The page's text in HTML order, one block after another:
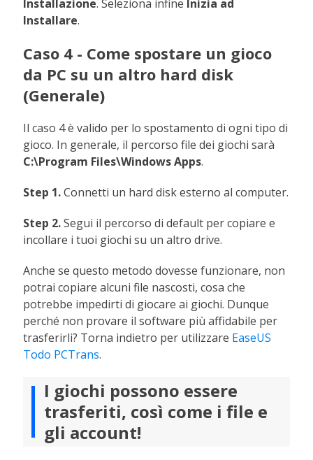
Installazione. Seleziona infine Inizia ad
Installare.
Caso 4 - Come spostare un gioco
da PC su un altro hard disk
(Generale)
Il caso 4 è valido per lo spostamento di ogni tipo di
gioco. In generale, il percorso file dei giochi sarà
C:\Program Files\Windows Apps.
Step 1.Connetti un hard disk esterno al computer.
Step 2.Segui il percorso di default per copiare e
incollare i tuoi giochi su un altro drive.
Anche se questo metodo dovesse funzionare, non
potrai copiare alcuni file nascosti, cosa che
potrebbe impedirti di giocare ai giochi. Dunque
perché non provare il software più affidabile per
trasferirli? Torna indietro per utilizzare EaseUS
Todo PCTrans.
I giochi possono essere
trasferiti, così come i file e
gli account!